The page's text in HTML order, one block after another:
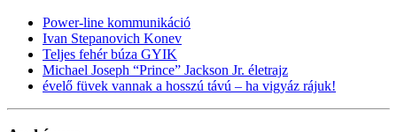
Power-line kommunikáció
Ivan Stepanovich Konev
Teljes fehér búza GYIK
Michael Joseph “Prince” Jackson Jr. életrajz
évelő füvek vannak a hosszú távú – ha vigyáz rájuk!